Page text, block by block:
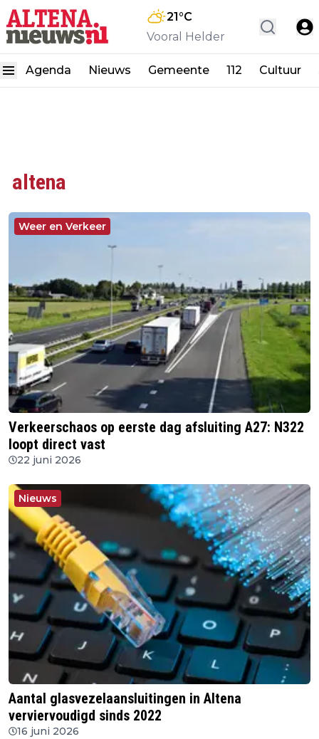
21°C
Vooral Helder
Agenda Nieuws Gemeente 112 Cultuur
altena
Weer en Verkeer
Verkeerschaos op eerste dag afsluiting A27: N322
loopt direct vast
22 juni 2026
Nieuws
Aantal glasvezelaansluitingen in Altena
verviervoudigd sinds 2022
16 juni 2026